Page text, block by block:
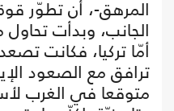
المرهق-، أن تطوّر
الجانب، وبدأت
أمّا تركيا، فكانت
ترافق مع الصعود
متوقعا في الغرب